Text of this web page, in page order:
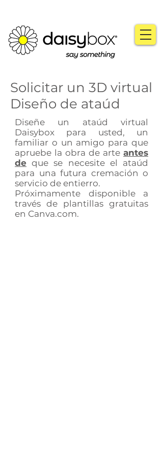
Solicitar un 3D virtual
Diseño de ataúd
Diseñe un ataúd virtual
Daisybox para usted, un
familiar o un amigo para que
apruebe la obra de arte antes
de que se necesite el ataúd
para una futura cremación o
servicio de entierro.
Próximamente disponible a
través de plantillas gratuitas
en Canva.com.